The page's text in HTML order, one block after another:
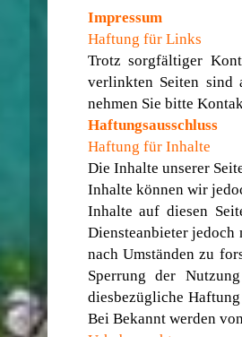
Impressum
Haftung für Links
Trotz sorgfältiger
verlinkten Seiten sind
nehmen Sie bitte
Haftungsausschluss
Haftung für Inhalte
Die Inhalte unserer
Inhalte können wir
Inhalte auf diesen
Diensteanbieter
nach Umständen zu
Sperrung der
diesbezügliche
Bei Bekannt werden